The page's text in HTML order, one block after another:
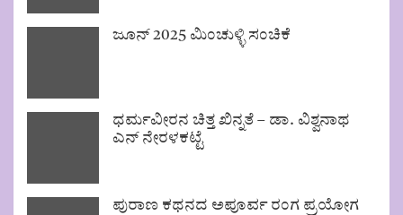
ಜೂನ್ 2025 ಮಿಂಚುಳ್ಳಿ ಸಂಚಿಕೆ
ಧರ್ಮವೀರನ ಚಿತ್ತ ಖಿನ್ನತೆ – ಡಾ. ವಿಶ್ವನಾಥ
ಎನ್ ನೇರಳಕಟ್ಟೆ
ಪುರಾಣ ಕಥನದ ಅಪೂರ್ವ ರಂಗ ಪ್ರಯೋಗ